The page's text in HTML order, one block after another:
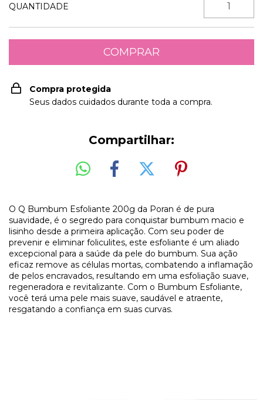
QUANTIDADE
Compra protegida
Seus dados cuidados durante toda a compra.
Compartilhar:
O Q Bumbum Esfoliante 200g da Poran é de pura
suavidade, é o segredo para conquistar bumbum macio e
lisinho desde a primeira aplicação. Com seu poder de
prevenir e eliminar foliculites, este esfoliante é um aliado
excepcional para a saúde da pele do bumbum. Sua ação
eficaz remove as células mortas, combatendo a inflamação
de pelos encravados, resultando em uma esfoliação suave,
regeneradora e revitalizante. Com o Bumbum Esfoliante,
você terá uma pele mais suave, saudável e atraente,
resgatando a confiança em suas curvas.